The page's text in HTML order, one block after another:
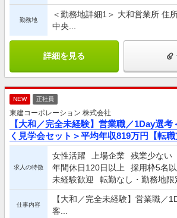
勤務地
＜勤務地詳細1＞ 大和営業所 住
中央...
詳細を見る
NEW 正社員
東建コーポレーション 株式会社
【大和／完全未経験】営業職／1Day選
く見学会セット＞平均年収819万円【転職
求人の特徴
女性活躍 上場企業 残業少ない
年間休日120日以上
採用枠5名
未経験歓迎
転勤なし・勤務地限
仕事内容
【大和／完全未経験】営業職／
客...